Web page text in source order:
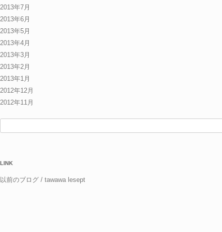
2013年7月
2013年6月
2013年5月
2013年4月
2013年3月
2013年2月
2013年1月
2012年12月
2012年11月
LINK
以前のブログ / tawawa lesept